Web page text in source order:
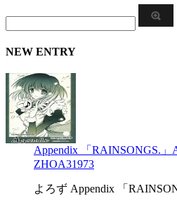
NEW ENTRY
Appendix 「RAINSONGS.」
ZHOA31973
よろず Appendix 「